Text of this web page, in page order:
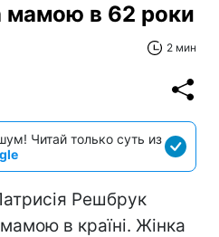
мамою в 62 роки
2 мин
Читай только суть из
Решбрук
в країні. Жінка